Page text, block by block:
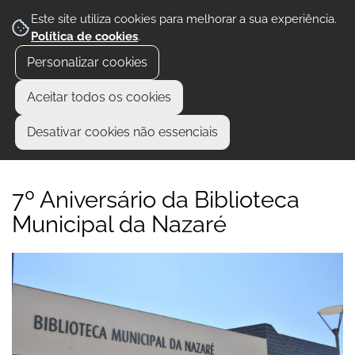
Este site utiliza cookies para melhorar a sua experiência.
Política de cookies.
Personalizar cookies
Aceitar todos os cookies
Desativar cookies não essenciais
7º Aniversário da Biblioteca
Municipal da Nazaré